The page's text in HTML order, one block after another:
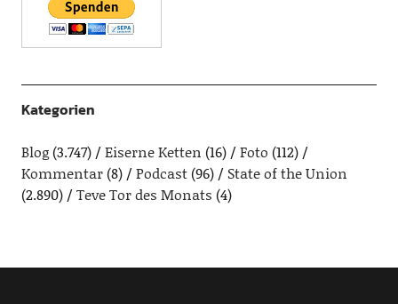
Kategorien
Blog(3.747) Eiserne Ketten (16) Foto (112)
Kommentar(8) Podcast(96)
State of the Union
(2.890)
Teve Tor des Monats (4)